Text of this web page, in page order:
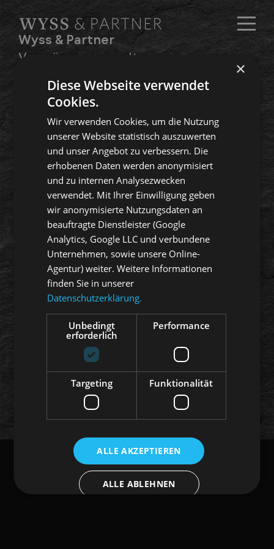
Wyss & Partner
Vermögensverwaltung
Über uns
Angebot
Xantos
English
Mitglied
Reguliert durch die
FINMA
© Wyss & Partner Vermögensverwaltung
und Anlageberatung AG 2022
×
Diese Webseite verwendet
Cookies.
Wir verwenden Cookies, um die Nutzung
unserer Website statistisch auszuwerten
und unser Angebot zu verbessern. Die
erhobenen Daten werden anonymisiert
und zu internen Analysezwecken
verwendet. Mit Ihrer Einwilligung geben
wir anonymisierte Nutzungsdaten an
beauftragte Dienstleister (Google
Analytics, Google LLC und verbundene
Unternehmen, sowie unsere Online-
Agentur) weiter. Weitere Informationen
finden Sie in unserer
Datenschutzerklärung.
Unbedingt
erforderlich
Performance
Targeting Funktionalität
ALLE AKZEPTIEREN
ALLE ABLEHNEN